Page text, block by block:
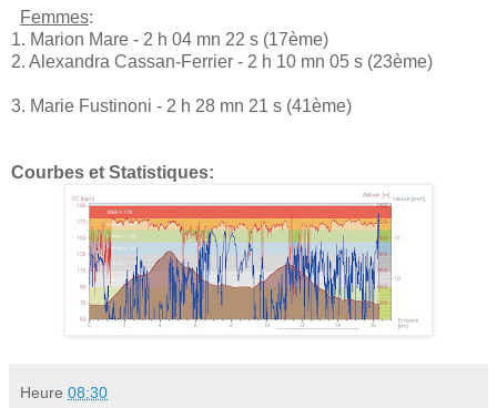
Femmes:
1. Marion Mare - 2 h 04 mn 22 s (17ème)
2. Alexandra Cassan-Ferrier - 2 h 10 mn 05 s (23ème)
3. Marie Fustinoni - 2 h 28 mn 21 s (41ème)
Courbes et Statistiques:
Heure 08:30